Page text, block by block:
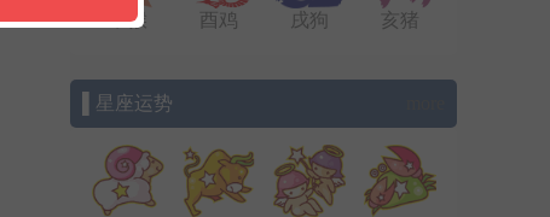
申猴 酉鸡 戌狗 亥猪
▌星座运势